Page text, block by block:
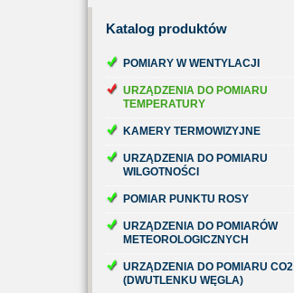
Katalog produktów
POMIARY W WENTYLACJI
URZĄDZENIA DO POMIARU
TEMPERATURY
KAMERY TERMOWIZYJNE
URZĄDZENIA DO POMIARU
WILGOTNOŚCI
POMIAR PUNKTU ROSY
URZĄDZENIA DO POMIARÓW
METEOROLOGICZNYCH
URZĄDZENIA DO POMIARU CO2
(DWUTLENKU WĘGLA)